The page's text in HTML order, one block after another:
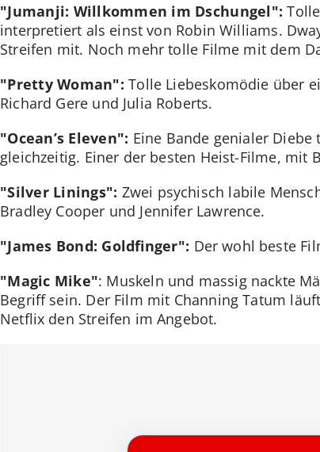
"Jumanji: Willkommen im Dschungel":
interpretiert als einst von Robin Williams.
Streifen mit. Noch mehr tolle Filme mit dem
"Pretty Woman":Tolle Liebeskomödie über
Richard Gere und Julia Roberts.
"Ocean’s Eleven": Eine Bande genialer
gleichzeitig. Einer der besten Heist-Filme, mit
"Silver Linings": Zwei psychisch labile
Bradley Cooper und Jennifer Lawrence.
"James Bond: Goldfinger": Der wohl beste
"Magic Mike": Muskeln und massig nackte
Begriff sein. Der Film mit Channing Tatum
Netflix den Streifen im Angebot.